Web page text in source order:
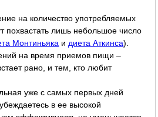
на количество употребляемых
похвастать лишь небольшое число
Монтиньяка и диета Аткинса).
на время приемов пищи –
рано, и тем, кто любит
уже с самых первых дней
в ее высокой